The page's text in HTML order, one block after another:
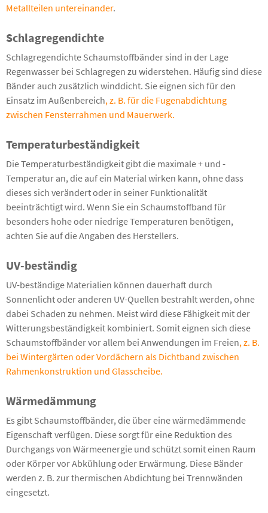
Metallteilen untereinander.
Schlagregendichte
Schlagregendichte Schaumstoffbänder sind in der Lage
Regenwasser bei Schlagregen zu widerstehen. Häufig sind diese
Bänder auch zusätzlich winddicht. Sie eignen sich für den
Einsatz im Außenbereich, z. B. für die Fugenabdichtung
zwischen Fensterrahmen und Mauerwerk.
Temperaturbeständigkeit
Die Temperaturbeständigkeit gibt die maximale + und -
Temperatur an, die auf ein Material wirken kann, ohne dass
dieses sich verändert oder in seiner Funktionalität
beeinträchtigt wird. Wenn Sie ein Schaumstoffband für
besonders hohe oder niedrige Temperaturen benötigen,
achten Sie auf die Angaben des Herstellers.
UV-beständig
UV-beständige Materialien können dauerhaft durch
Sonnenlicht oder anderen UV-Quellen bestrahlt werden, ohne
dabei Schaden zu nehmen. Meist wird diese Fähigkeit mit der
Witterungsbeständigkeit kombiniert. Somit eignen sich diese
Schaumstoffbänder vor allem bei Anwendungen im Freien, z. B.
bei Wintergärten oder Vordächern als Dichtband zwischen
Rahmenkonstruktion und Glasscheibe.
Wärmedämmung
Es gibt Schaumstoffbänder, die über eine wärmedämmende
Eigenschaft verfügen. Diese sorgt für eine Reduktion des
Durchgangs von Wärmeenergie und schützt somit einen Raum
oder Körper vor Abkühlung oder Erwärmung. Diese Bänder
werden z. B. zur thermischen Abdichtung bei Trennwänden
eingesetzt.